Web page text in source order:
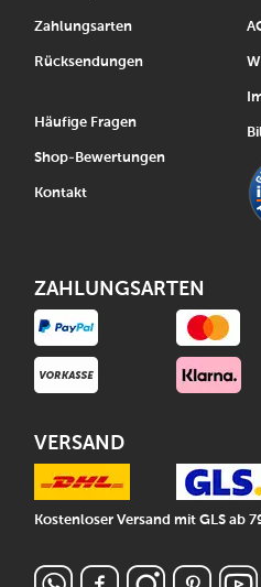
Zahlungsarten
Rücksendungen
Häufige Fragen
Shop-Bewertungen
Kontakt
ZAHLUNGSARTEN
VERSAND
Kostenloser Versand mit GLS ab